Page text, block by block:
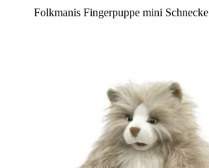
Folkmanis Fingerpuppe mini Schnecke